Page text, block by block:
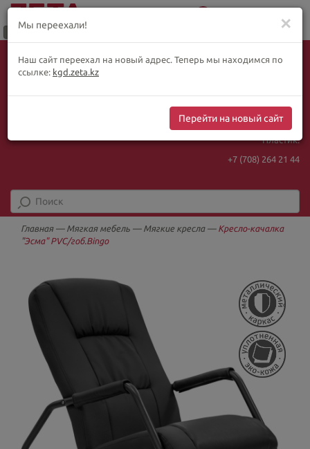
Меню
ҚАЗ
РУС
ENG
+ видеотрансляции:
Интернет-магазин:
+7 (708) 925 56
Пластик:
+7 (708) 264 21 44
Главная — Мягкая мебель — Мягкие кресла— Кресло-качалка
"Эсма" PVC/гоб.Bingo
✕
Мы переехали!
Наш сайт переехал на новый адрес. Теперь мы находимся по
ссылке: kgd.zeta.kz
Перейти на новый сайт